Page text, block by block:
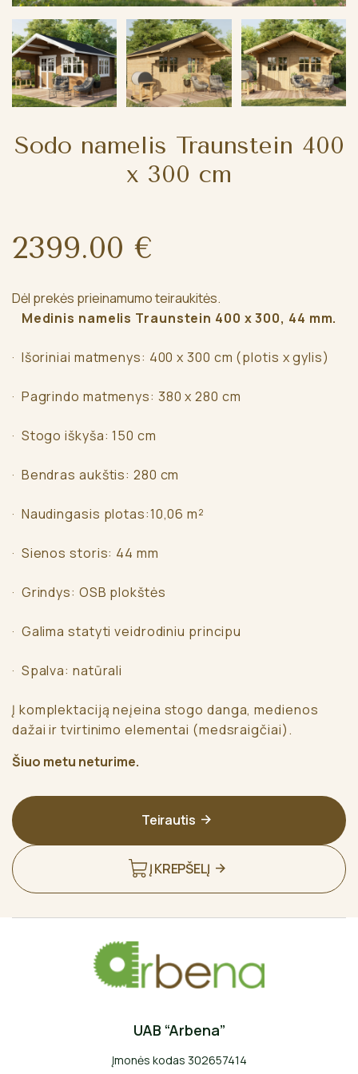
Sodo namelis Traunstein 400
x 300 cm
2399.00 €
Dėl prekės prieinamumo teiraukitės.
Medinis namelis Traunstein 400 x 300, 44 mm.
· Išoriniai matmenys: 400 x 300 cm (plotis x gylis)
· Pagrindo matmenys: 380 x 280 cm
· Stogo iškyša: 150 cm
· Bendras aukštis: 280 cm
· Naudingasis plotas:10,06 m²
· Sienos storis: 44 mm
· Grindys: OSB plokštės
· Galima statyti veidrodiniu principu
· Spalva: natūrali
Į komplektaciją neįeina stogo danga, medienos
dažai ir tvirtinimo elementai (medsraigčiai).
Šiuo metu neturime.
Teirautis
Į KREPŠELĮ
UAB “Arbena”
Įmonės kodas 302657414